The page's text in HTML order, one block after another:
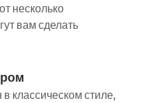
несколько
вам сделать
классическом стиле,